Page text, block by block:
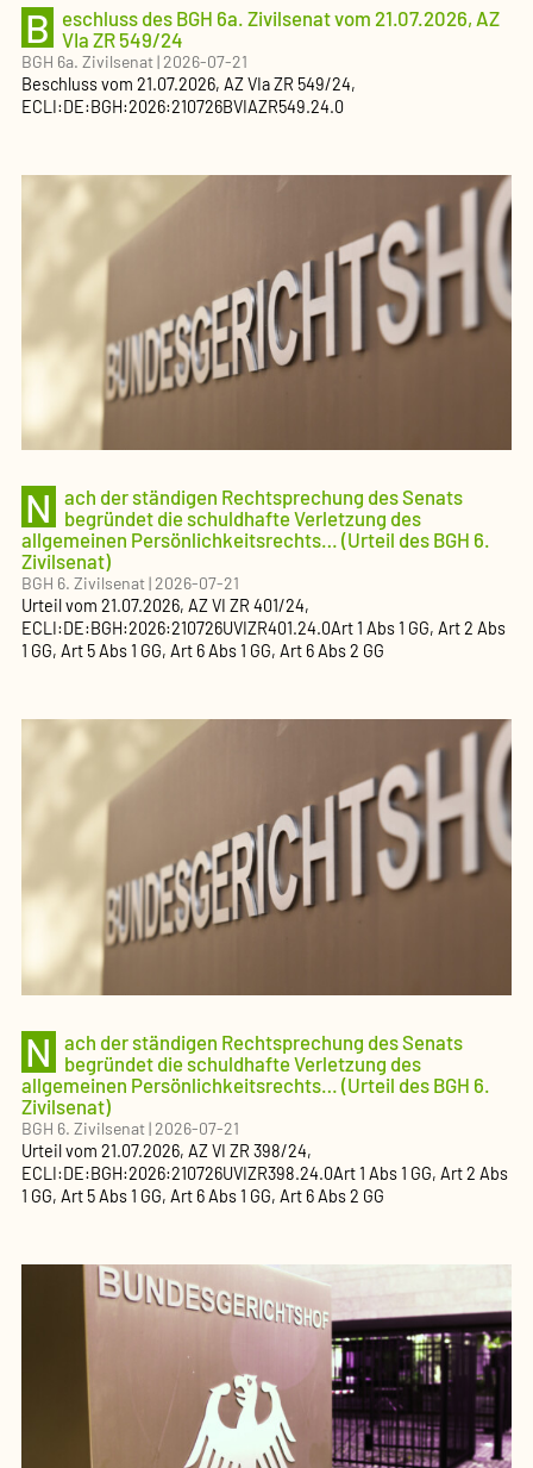
B
eschluss des BGH 6a. Zivilsenat vom 21.07.2026, AZ
VIa ZR 549/24
BGH 6a. Zivilsenat|2026-07-21
Beschlussvom 21.07.2026, AZVIa ZR 549/24,
ECLI:DE:BGH:2026:210726BVIAZR549.24.0
N
ach der ständigen Rechtsprechung des Senats
begründet die schuldhafte Verletzung des
allgemeinen Persönlichkeitsrechts… (Urteil des BGH 6.
Zivilsenat)
BGH 6. Zivilsenat|2026-07-21
Urteilvom 21.07.2026, AZVI ZR 401/24,
ECLI:DE:BGH:2026:210726UVIZR401.24.0Art 1 Abs 1 GG, Art 2 Abs
1 GG, Art 5 Abs 1 GG, Art 6 Abs 1 GG, Art 6 Abs 2 GG
N
ach der ständigen Rechtsprechung des Senats
begründet die schuldhafte Verletzung des
allgemeinen Persönlichkeitsrechts… (Urteil des BGH 6.
Zivilsenat)
BGH 6. Zivilsenat|2026-07-21
Urteilvom 21.07.2026, AZVI ZR 398/24,
ECLI:DE:BGH:2026:210726UVIZR398.24.0Art 1 Abs 1 GG, Art 2 Abs
1 GG, Art 5 Abs 1 GG, Art 6 Abs 1 GG, Art 6 Abs 2 GG